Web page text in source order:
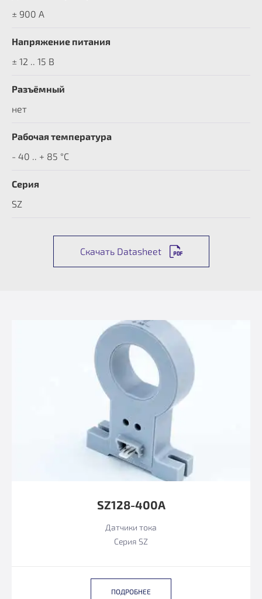
± 900 A
Напряжение питания
± 12 .. 15 В
Разъёмный
нет
Рабочая температура
- 40 .. + 85 °C
Серия
SZ
Скачать Datasheet
SZ128-400А
Датчики тока
Серия SZ
ПОДРОБНЕЕ